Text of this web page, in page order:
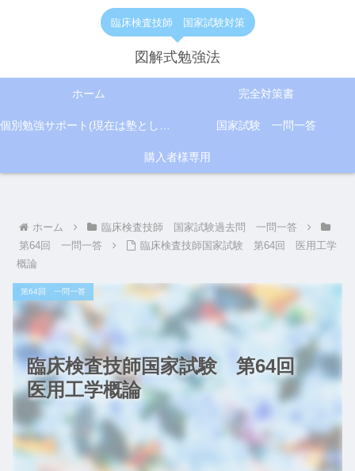
臨床検査技師 国家試験対策
図解式勉強法
ホーム 完全対策書
国家試験 一問一答
購入者様専用
ホーム
臨床検査技師 国家試験過去問 一問一答
第64回 一問一答
臨床検査技師国家試験 第64回 医用工学
概論
臨床検査技師国家試験 第64回
医用工学概論
第64回 一問一答